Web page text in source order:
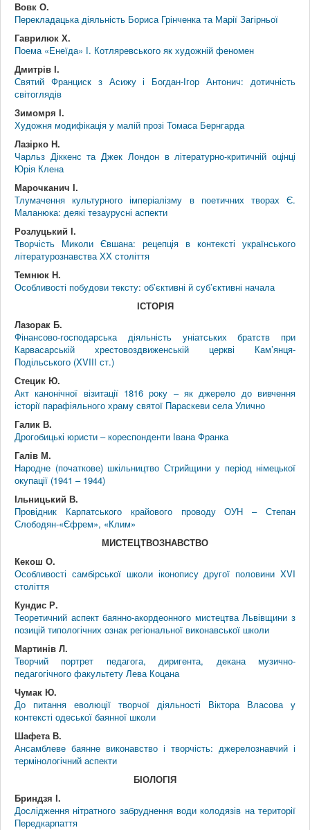
Вовк О.
Перекладацька діяльність Бориса Грінченка та Марії Загірньої
Гаврилюк Х.
Поема «Енеїда» І. Котляревського як художній феномен
Дмитрів І.
Святий Франциск з Асижу і Богдан-Ігор Антонич: дотичність
світоглядів
Зимомря І.
Художня модифікація у малій прозі Томаса Бернгарда
Лазірко Н.
Чарльз Діккенс та Джек Лондон в літературно-критичній оцінці
Юрія Клена
Марочканич І.
Тлумачення культурного імперіалізму в поетичних творах Є.
Маланюка: деякі тезаурусні аспекти
Розлуцький І.
Творчість Миколи Євшана: рецепція в контексті українського
літературознавства ХХ століття
Темнюк Н.
Особливості побудови тексту: об’єктивні й суб’єктивні начала
ІСТОРІЯ
Лазорак Б.
Фінансово-господарська діяльність уніатських братств при
Карвасарській хрестовоздвиженській церкві Кам’янця-
Подільського (XVIII ст.)
Стецик Ю.
Акт канонічної візитації 1816 року – як джерело до вивчення
історії парафіяльного храму святої Параскеви села Улично
Галик В.
Дрогобицькі юристи – кореспонденти Івана Франка
Галів М.
Народне (початкове) шкільництво Стрийщини у період німецької
окупації (1941 – 1944)
Ільницький В.
Провідник Карпатського крайового проводу ОУН – Степан
Слободян-«Єфрем», «Клим»
МИСТЕЦТВОЗНАВСТВО
Кекош О.
Особливості самбірської школи іконопису другої половини XVI
століття
Кундис Р.
Теоретичний аспект баянно-акордеонного мистецтва Львівщини з
позицій типологічних ознак регіональної виконавської школи
Мартинів Л.
Творчий портрет педагога, диригента, декана музично-
педагогічного факультету Лева Коцана
Чумак Ю.
До питання еволюції творчої діяльності Віктора Власова у
контексті одеської баянної школи
Шафета В.
Ансамблеве баянне виконавство і творчість: джерелознавчий і
термінологічний аспекти
БІОЛОГІЯ
Бриндзя І.
Дослідження нітратного забруднення води колодязів на території
Передкарпаття